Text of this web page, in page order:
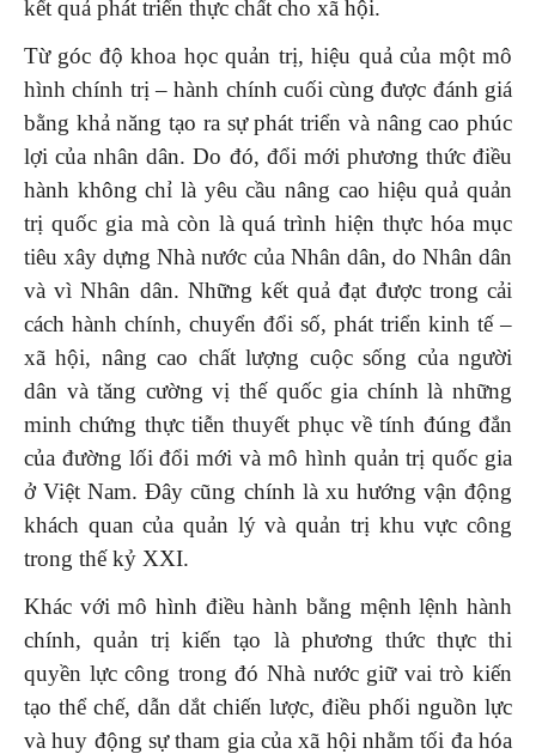
kết quả phát triển thực chất cho xã hội.
Từ góc độ khoa học quản trị, hiệu quả của một mô
hình chính trị – hành chính cuối cùng được đánh giá
bằng khả năng tạo ra sự phát triển và nâng cao phúc
lợi của nhân dân. Do đó, đổi mới phương thức điều
hành không chỉ là yêu cầu nâng cao hiệu quả quản
trị quốc gia mà còn là quá trình hiện thực hóa mục
tiêu xây dựng Nhà nước của Nhân dân, do Nhân dân
và vì Nhân dân. Những kết quả đạt được trong cải
cách hành chính, chuyển đổi số, phát triển kinh tế –
xã hội, nâng cao chất lượng cuộc sống của người
dân và tăng cường vị thế quốc gia chính là những
minh chứng thực tiễn thuyết phục về tính đúng đắn
của đường lối đổi mới và mô hình quản trị quốc gia
ở Việt Nam. Đây cũng chính là xu hướng vận động
khách quan của quản lý và quản trị khu vực công
trong thế kỷ XXI.
Khác với mô hình điều hành bằng mệnh lệnh hành
chính, quản trị kiến tạo là phương thức thực thi
quyền lực công trong đó Nhà nước giữ vai trò kiến
tạo thể chế, dẫn dắt chiến lược, điều phối nguồn lực
và huy động sự tham gia của xã hội nhằm tối đa hóa